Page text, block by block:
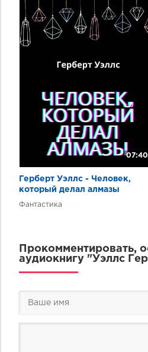
07:40
Герберт Уэллс - Человек,
который делал алмазы
Фантастика
Прокомментировать,
аудиокнигу "Уэллс